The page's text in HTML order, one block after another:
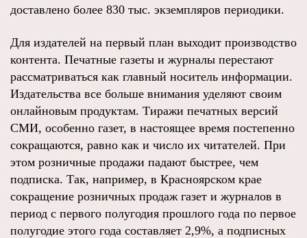
доставлено более 830 тыс. экземпляров периодики.
Для издателей на первый план выходит производство
контента. Печатные газеты и журналы перестают
рассматриваться как главный носитель информации.
Издательства все больше внимания уделяют своим
онлайновым продуктам. Тиражи печатных версий
СМИ, особенно газет, в настоящее время постепенно
сокращаются, равно как и число их читателей. При
этом розничные продажи падают быстрее, чем
подписка. Так, например, в Красноярском крае
сокращение розничных продаж газет и журналов в
период с первого полугодия прошлого года по первое
полугодие этого года составляет 2,9%, а подписных